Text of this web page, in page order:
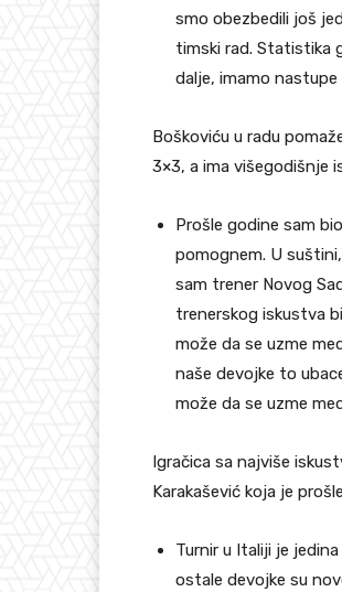
smo obezbedili još
timski rad. Statistika
dalje, imamo nastupe
Boškoviću u radu
3×3, a ima višegodišnje
Prošle godine sam
pomognem. U
sam trener Novog
trenerskog iskustva
može da se uzme
naše devojke to
može da se uzme
Igračica sa najviše
Karakašević koja je
Turnir u Italiji je
ostale devojke su